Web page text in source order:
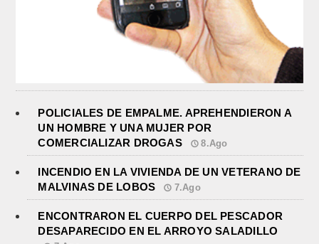
POLICIALES DE EMPALME. APREHENDIERON A
UN HOMBRE Y UNA MUJER POR
COMERCIALIZAR DROGAS
8.Ago
INCENDIO EN LA VIVIENDA DE UN VETERANO DE
MALVINAS DE LOBOS
7.Ago
ENCONTRARON EL CUERPO DEL PESCADOR
DESAPARECIDO EN EL ARROYO SALADILLO